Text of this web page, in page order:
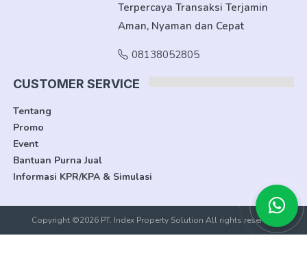
Terpercaya Transaksi Terjamin
Aman, Nyaman dan Cepat
08138052805
CUSTOMER SERVICE
Tentang
Promo
Event
Bantuan Purna Jual
Informasi KPR/KPA & Simulasi
Copyright ©2026 PT. Index Property Solution All rights reserved